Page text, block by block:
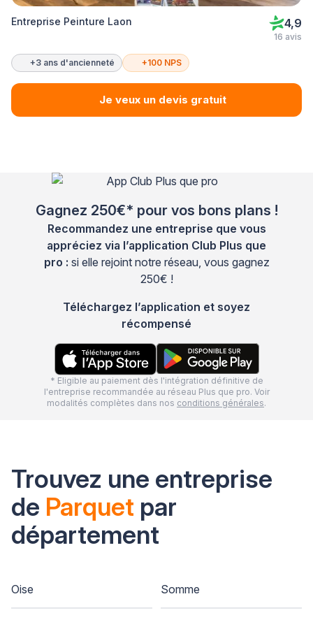
Entreprise Peinture Laon 4,9
16 avis
+3 ans d'ancienneté +100 NPS
Je veux un devis gratuit
Gagnez 250€* pour vos bons plans !
Recommandez une entreprise que vous
appréciez via l’application Club Plus que
pro : si elle rejoint notre réseau, vous gagnez
250€ !
Téléchargez l’application et soyez
récompensé
* Eligible au paiement dès l'intégration définitive de
l'entreprise recommandée au réseau Plus que pro. Voir
modalités complètes dans nos conditions générales.
Trouvez une entreprise
de Parquet par
département
Oise Somme